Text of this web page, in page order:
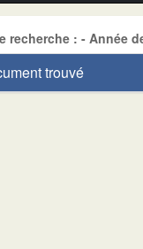
recherche : - Année
trouvé